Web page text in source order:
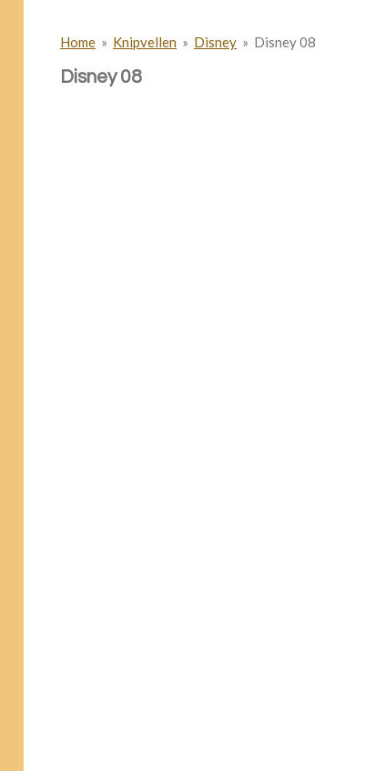
Home » Knipvellen » Disney » Disney 08
Disney 08